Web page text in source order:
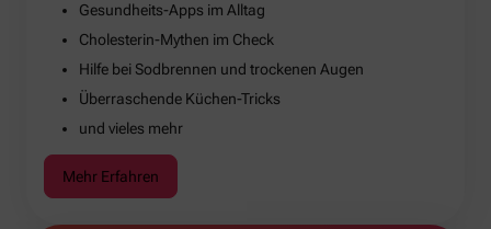
Gesundheits-Apps im Alltag
Cholesterin-Mythen im Check
Hilfe bei Sodbrennen und trockenen Augen
Überraschende Küchen-Tricks
und vieles mehr
Mehr Erfahren